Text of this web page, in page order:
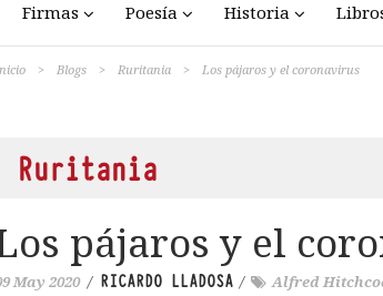
Firmas Poesía Historia
> Blogs > Ruritania > Los pájaros y el coronavirus
Ruritania
pájaros y el
May 2020 / RICARDO LLADOSA / Alfred